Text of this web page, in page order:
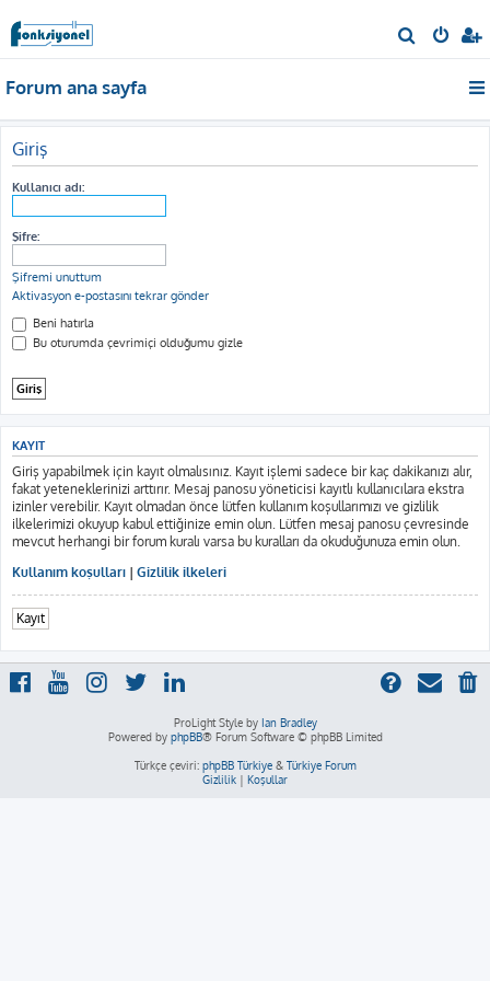
r
Forum ana sayfa
Giriş
Kullanıcı adı:
Şifre:
Şifremi unuttum
Aktivasyon e-postasını tekrar gönder
Beni hatırla
Bu oturumda çevrimiçi olduğumu gizle
KAYIT
Giriş yapabilmek için kayıt olmalısınız. Kayıt işlemi sadece bir kaç dakikanızı alır,
fakat yeteneklerinizi arttırır. Mesaj panosu yöneticisi kayıtlı kullanıcılara ekstra
izinler verebilir. Kayıt olmadan önce lütfen kullanım koşullarımızı ve gizlilik
ilkelerimizi okuyup kabul ettiğinize emin olun. Lütfen mesaj panosu çevresinde
mevcut herhangi bir forum kuralı varsa bu kuralları da okuduğunuza emin olun.
Kullanım koşulları | Gizlilik ilkeleri
Kayıt
ProLight Style by Ian Bradley
Powered by phpBB® Forum Software © phpBB Limited
Türkçe çeviri: phpBB Türkiye& Türkiye Forum
Gizlilik | Koşullar